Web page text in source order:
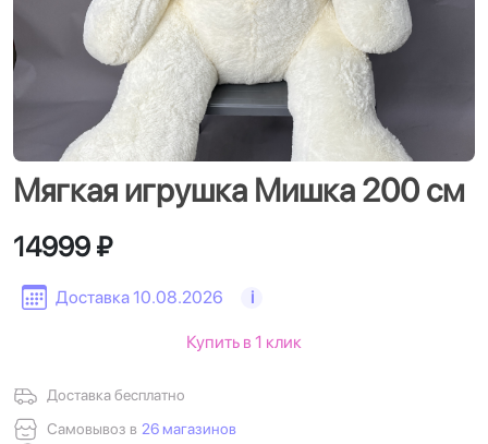
Мягкая игрушка Мишка 200 см
Доставка 10.08.2026 i
14999 ₽
Доставка бесплатно
Самовывоз в 26 магазинов
Купить в 1 клик